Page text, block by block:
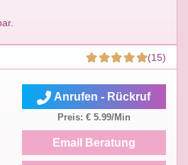
(15)
Anrufen - Rückruf
Preis: € 5.99/Min
Email Beratung